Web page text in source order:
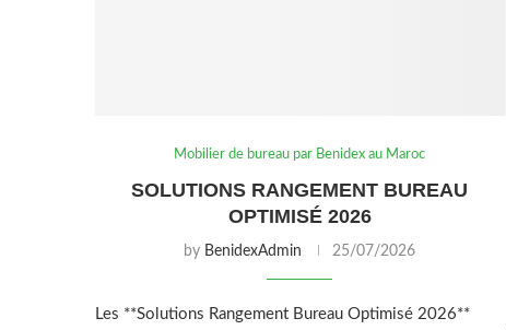
Mobilier de bureau par Benidex au Maroc
SOLUTIONS RANGEMENT BUREAU
OPTIMISÉ 2026
by BenidexAdmin 25/07/2026
Les **Solutions Rangement Bureau Optimisé 2026**